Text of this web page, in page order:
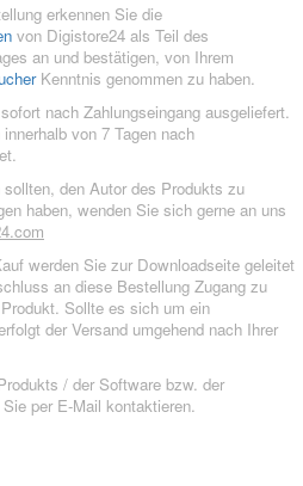
erkennen Sie die
von Digistore24 als Teil des
an und bestätigen, von Ihrem
Kenntnis genommen zu haben.
nach Zahlungseingang ausgeliefert.
von 7 Tagen nach
den Autor des Produkts zu
haben, wenden Sie sich gerne an uns
werden Sie zur Downloadseite geleitet
an diese Bestellung Zugang zu
Sollte es sich um ein
der Versand umgehend nach Ihrer
/ der Software bzw. der
per E-Mail kontaktieren.